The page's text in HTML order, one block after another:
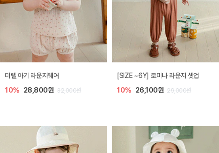
어
32,000원
[SIZE ~6Y] 로미나 라운지 셋업
10% 29,000원
스완 여름 아기
20%